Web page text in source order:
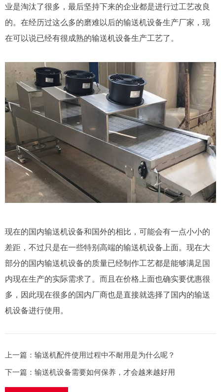
业是淘汰了很多，最后坚持下来的企业都是进行过工艺改良
的。在经历过这么多的磨难以后的输送机设备生产厂家，现
在可以说已经有很成熟的输送机设备生产工艺了。
现在的国内输送机设备和国外的相比，可能会有一点小小的
差距，不过只是在一些特别高端的输送机设备上面。现在大
部分的国内输送机设备的质量已经制作工艺都是能够满足国
内现在生产的实际需求了。而且在价格上面也确实要优惠很
多，因此现在很多的国内厂商也是直接就选择了国内的输送
机设备进行使用。
上一篇： 输送机配件使用过程中不耐用是为什么呢？
下一篇： 输送机设备需要如何保养，才会越来越好用